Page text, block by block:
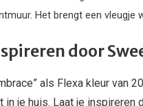
Het brengt een
door
als Flexa kleur van
in je huis. Laat je inspireren